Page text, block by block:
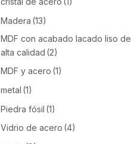
Madera (13)
MDF con acabado lacado liso de
alta calidad (2)
MDF y acero (1)
metal (1)
Piedra fósil (1)
Vidrio de acero (4)